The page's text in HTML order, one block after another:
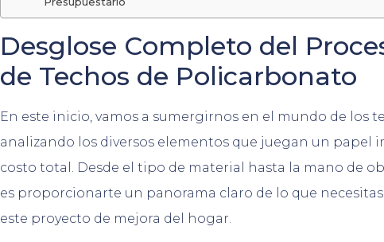
Desglose Completo del
de Techos de Policarbonato
En este inicio, vamos a sumergirnos en el mundo de los
analizando los diversos elementos que juegan un papel
costo total. Desde el tipo de material hasta la mano de
es proporcionarte un panorama claro de lo que
este proyecto de mejora del hogar.